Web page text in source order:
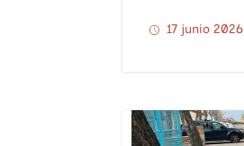
17 junio 2026